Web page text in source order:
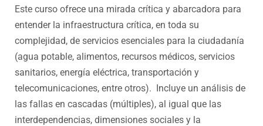
Este curso ofrece una mirada crítica y abarcadora para
entender la infraestructura crítica, en toda su
complejidad, de servicios esenciales para la ciudadanía
(agua potable, alimentos, recursos médicos, servicios
sanitarios, energía eléctrica, transportación y
telecomunicaciones, entre otros). Incluye un análisis de
las fallas en cascadas (múltiples), al igual que las
interdependencias, dimensiones sociales y la